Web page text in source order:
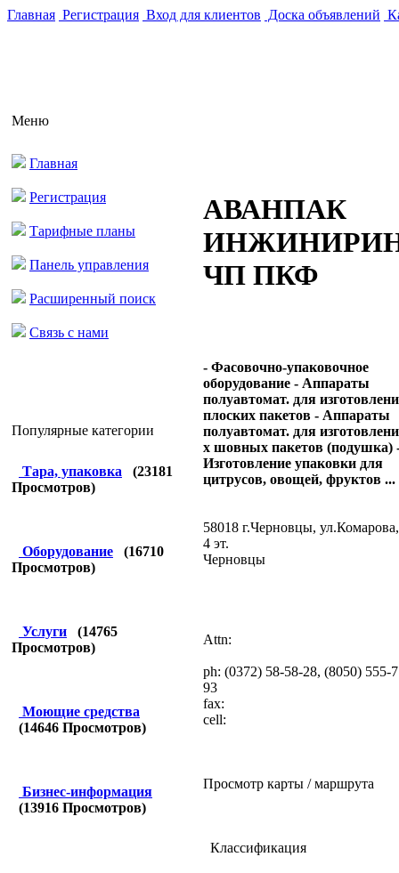
Главная Регистрация Вход для клиентов Доска объявлений
Меню
Главная
Регистрация
Тарифные планы
Панель управления
Расширенный поиск
Связь с нами
Популярные категории
Тара, упаковка (23181
Просмотров)
Оборудование (16710
Просмотров)
Услуги (14765
Просмотров)
Моющие средства
(14646 Просмотров)
Бизнес-информация
(13916 Просмотров)
АВАНПАК
ЧП ПКФ
- Фасовочно-упаковочное
оборудование - Аппараты
полуавтомат. для
плоских пакетов - Аппараты
полуавтомат. для
х шовных пакетов (подушка)
Изготовление упаковки для
цитрусов, овощей, фруктов ...
58018 г.Черновцы,
4 эт.
Черновцы
Attn:
ph: (0372) 58-58-28, (8050) 555-
93
fax:
cell:
Просмотр карты / маршрута
Классификация